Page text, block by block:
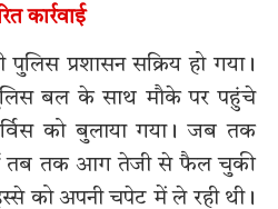
कार्रवाई
प्रशासन सक्रिय हो गया।
बल के साथ मौके पर पहुंचे
को बुलाया गया। जब तक
तब तक आग तेजी से फैल चुकी
को अपनी चपेट में ले रही थी।